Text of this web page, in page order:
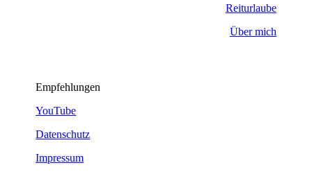
Reiturlaube
Über mich
Empfehlungen
YouTube
Datenschutz
Impressum